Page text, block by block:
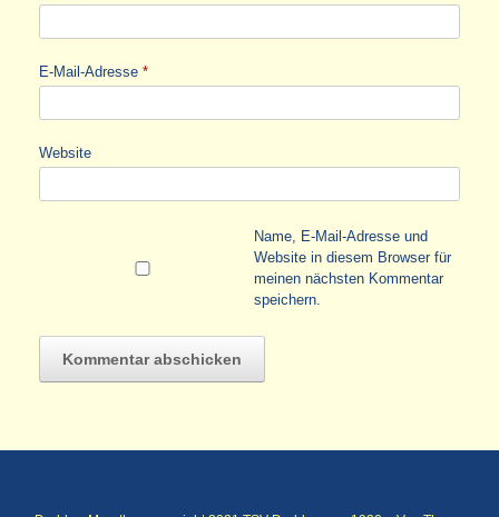
E-Mail-Adresse *
Website
Name, E-Mail-Adresse und
Website in diesem Browser für
meinen nächsten Kommentar
speichern.